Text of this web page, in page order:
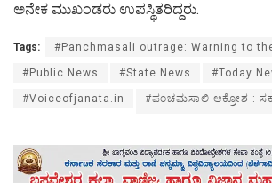
ಅನೇಕ ಮುಖಂಡರು ಉಪಸ್ಥಿತರಿದ್ದರು.
Tags: #Panchmasali outrage: Warning to
#Public News #State News #Today
#Voiceofjanata.in #ಪಂಚಮಸಾಲಿ ಆಕ್ರೋಶ :